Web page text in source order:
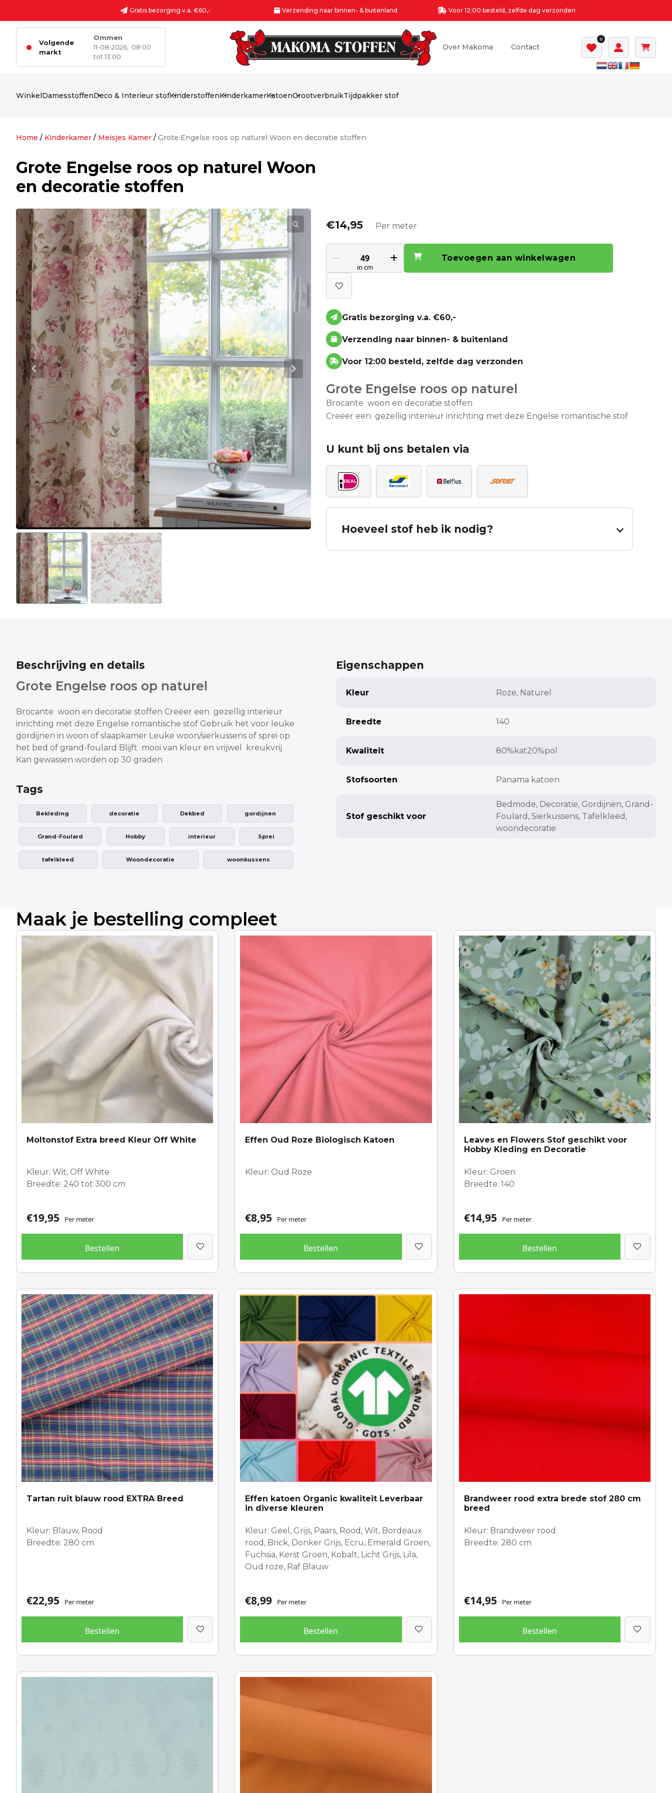
Gratis bezorging v.a. €60,- Verzending naar binnen- & buitenland Voor 12:00 besteld, zelfde dag verzonden
Volgende
markt
Ommen
11-08-2026,
08:00
tot 13:00
Over Makoma Contact
0
WinkelDamesstoffenDeco & Interieur stofKinderstoffenKinderkamerKatoenGrootverbruikTijdpakker stof
Home / Kinderkamer / Meisjes Kamer / Grote Engelse roos op naturel Woon en decoratie stoffen
Grote Engelse roos op naturel Woon
en decoratie stoffen
€14,95 Per meter
Toevoegen aan winkelwagen
Gratis bezorging v.a. €60,-
Verzending naar binnen- & buitenland
Voor 12:00 besteld, zelfde dag verzonden
Grote Engelse roos op naturel
Brocante woon en decoratie stoffen
Creëer een gezellig interieur inrichting met deze Engelse romantische stof
U kunt bij ons betalen via
Hoeveel stof heb ik nodig?
cm cm
Single pleat
Beschrijving en details
Grote Engelse roos op naturel
Brocante woon en decoratie stoffen Creëer een gezellig interieur
inrichting met deze Engelse romantische stof Gebruik het voor leuke
gordijnen in woon of slaapkamer Leuke woon/sierkussens of sprei op
het bed of grand-foulard Blijft mooi van kleur en vrijwel kreukvrij
Kan gewassen worden op 30 graden
Tags
Bekleding decoratie Dekbed gordijnen
Grand-Foulard Hobby interieur Sprei
tafelkleed Woondecoratie woonkussens
Eigenschappen
Kleur Roze, Naturel
Breedte 140
Kwaliteit 80%kat20%pol
Stofsoorten Panama katoen
Stof geschikt voor
Bedmode, Decoratie, Gordijnen, Grand-
Foulard, Sierkussens, Tafelkleed,
woondecoratie
Maak je bestelling compleet
Moltonstof Extra breed Kleur Off White
Kleur: Wit, Off White
Breedte: 240 tot 300 cm
€19,95 Per meter
Bestellen
Effen Oud Roze Biologisch Katoen
Kleur: Oud Roze
€8,95 Per meter
Bestellen
Leaves en Flowers Stof geschikt voor
Hobby Kleding en Decoratie
Kleur: Groen
Breedte: 140
€14,95 Per meter
Bestellen
Tartan ruit blauw rood EXTRA Breed
Kleur: Blauw, Rood
Breedte: 280 cm
€22,95 Per meter
Bestellen
Effen katoen Organic kwaliteit Leverbaar
in diverse kleuren
Kleur: Geel, Grijs, Paars, Rood, Wit, Bordeaux
rood, Brick, Donker Grijs, Ecru, Emerald Groen,
Fuchsia, Kerst Groen, Kobalt, Licht Grijs, Lila,
Oud roze, Raf Blauw
€8,99 Per meter
Bestellen
Dit
product
heeft
meerdere
variaties.
Deze
optie
kan
gekozen
worden
op
de
productpagina
Brandweer rood extra brede stof 280 cm
breed
Kleur: Brandweer rood
Breedte: 280 cm
€14,95 Per meter
Bestellen